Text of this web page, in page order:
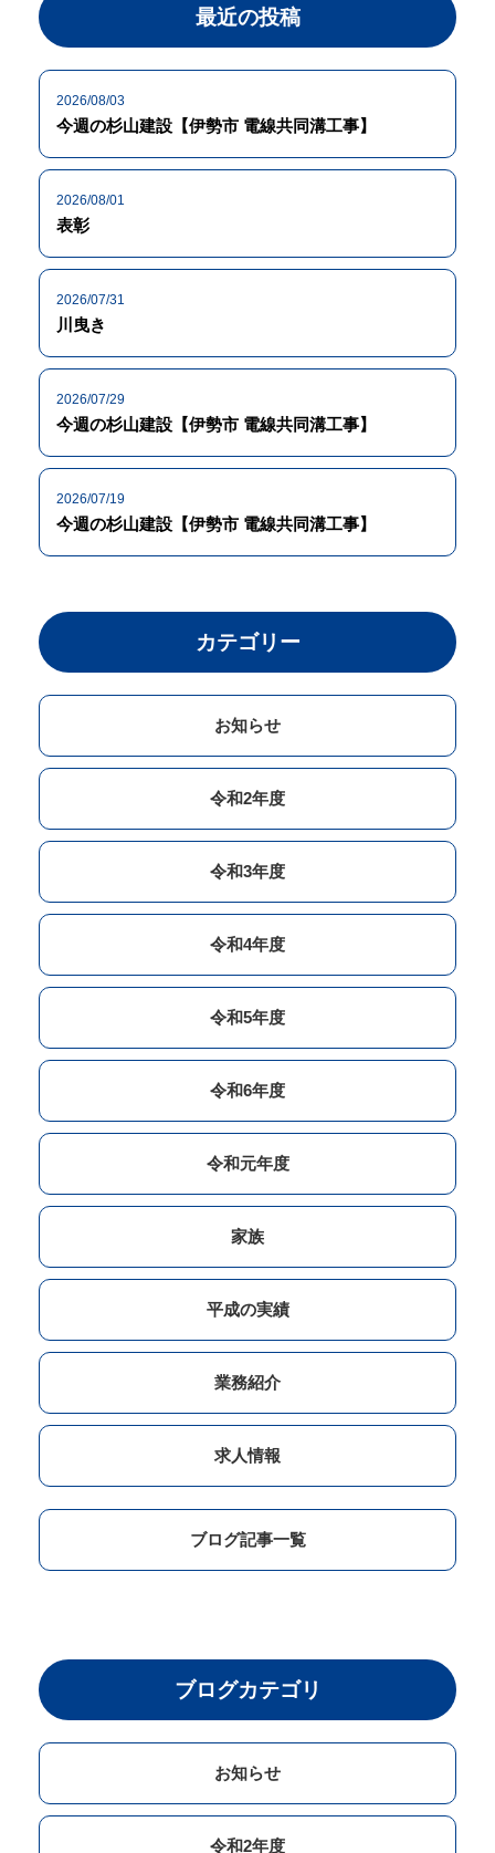
最近の投稿
2026/08/03
今週の杉山建設【伊勢市 電線共同溝工事】
2026/08/01
表彰
2026/07/31
川曳き
2026/07/29
今週の杉山建設【伊勢市 電線共同溝工事】
2026/07/19
今週の杉山建設【伊勢市 電線共同溝工事】
カテゴリー
お知らせ
令和2年度
令和3年度
令和4年度
令和5年度
令和6年度
令和元年度
家族
平成の実績
業務紹介
求人情報
ブログ記事一覧
ブログカテゴリ
お知らせ
令和2年度